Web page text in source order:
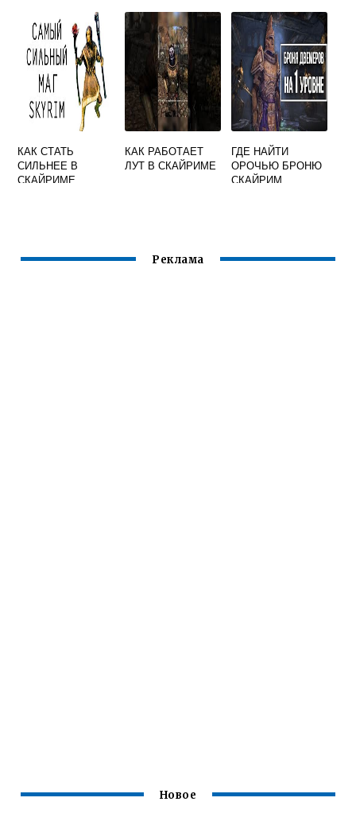
В СКАЙРИМЕ
КАК СТАТЬ
СИЛЬНЕЕ В
СКАЙРИМЕ
КАК РАБОТАЕТ
ЛУТ В СКАЙРИМЕ
ГДЕ НАЙТИ
ОРОЧЬЮ БРОНЮ
СКАЙРИМ
Реклама
Новое